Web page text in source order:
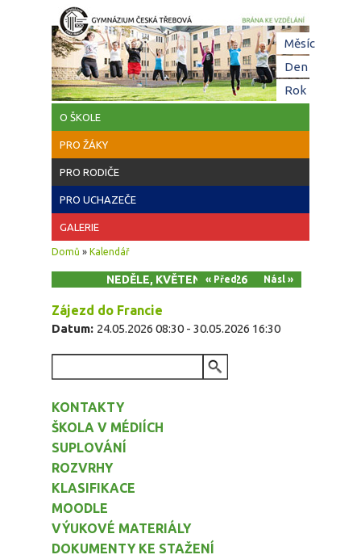
Přejít k hlavnímu obsahu
O ŠKOLE
PRO ŽÁKY
PRO RODIČE
PRO UCHAZEČE
GALERIE
Jste zde
Domů » Kalendář
NEDĚLE, KVĚTEN 24, 2026
« Před Násl »
Zájezd do Francie
Datum: 24.05.2026 08:30 - 30.05.2026 16:30
KONTAKTY
ŠKOLA V MÉDIÍCH
SUPLOVÁNÍ
ROZVRHY
KLASIFIKACE
MOODLE
VÝUKOVÉ MATERIÁLY
DOKUMENTY KE STAŽENÍ
Měsíc
Den(aktivní
Rok